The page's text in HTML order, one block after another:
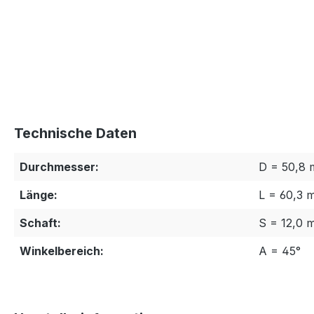
Technische Daten
Durchmesser:
D = 50,8
Länge:
L = 60,3
Schaft:
S = 12,0
Winkelbereich:
A = 45°